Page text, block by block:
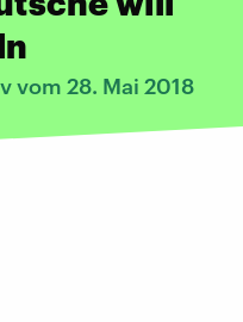
vom 28. Mai 2018